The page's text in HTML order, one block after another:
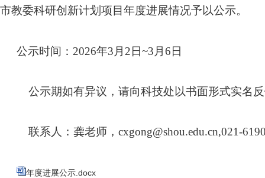
市教委科研创新计划项目年度进展情况予以公示。
公示时间： 2026年3 月 2 日~3 月 6 日
公示期如有异议，请向科技处以书面形式实名
联系人：龚老师， cxgong@shou.edu.cn,021-
年度进展公示.docx